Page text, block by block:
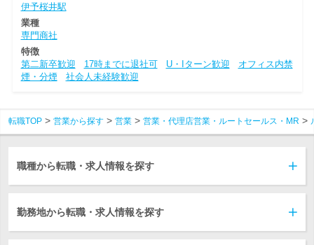
伊予桜井駅
業種
専門商社
特徴
第二新卒歓迎
17時までに退社可 U・Iターン歓迎
オフィス内禁
煙・分煙
社会人未経験歓迎
転職TOP 営業から探す 営業 営業・代理店営業・ルートセールス・MR
職種から転職・求人情報を探す
勤務地から転職・求人情報を探す